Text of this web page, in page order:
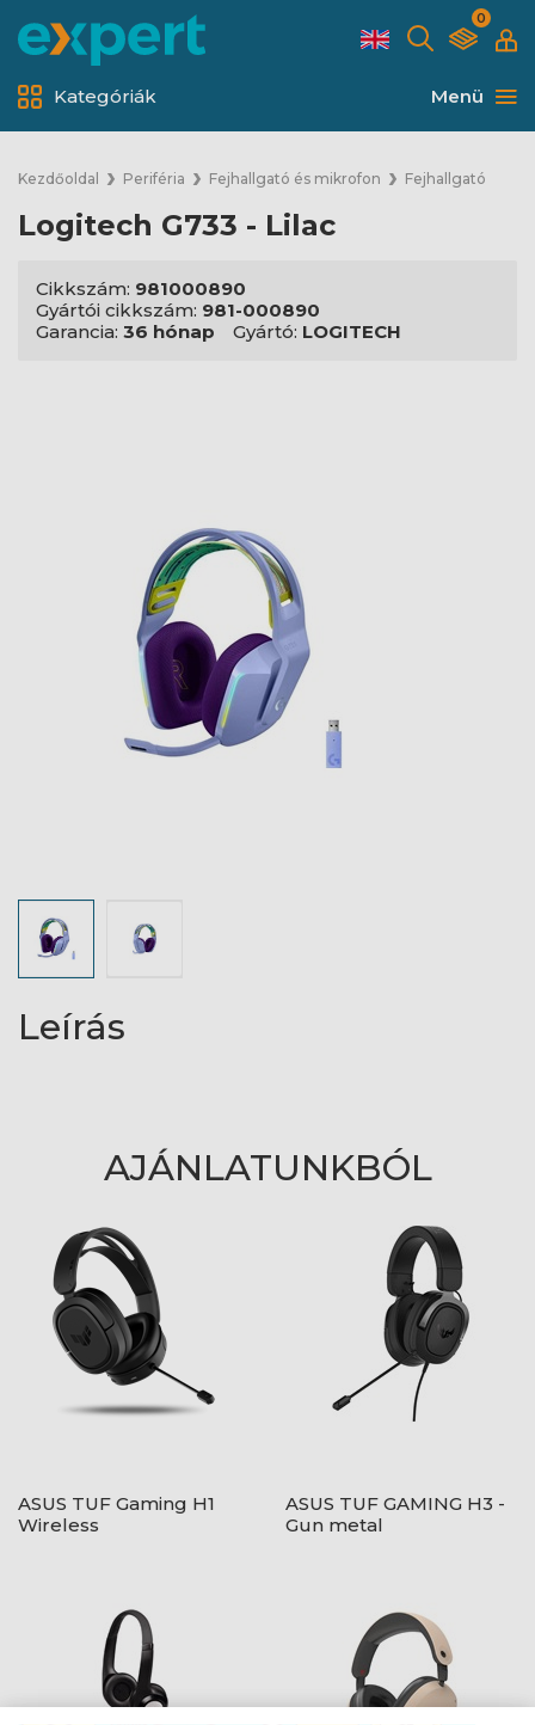
0
Menü
Kategóriák
Kezdőoldal Periféria Fejhallgató és mikrofon Fejhallgató
Logitech G733 - Lilac
Cikkszám: 981000890
Gyártói cikkszám: 981-000890
Garancia: 36 hónap Gyártó: LOGITECH
Leírás
AJÁNLATUNKBÓL
ASUS TUF Gaming H1
Wireless
ASUS TUF GAMING H3 -
Gun metal